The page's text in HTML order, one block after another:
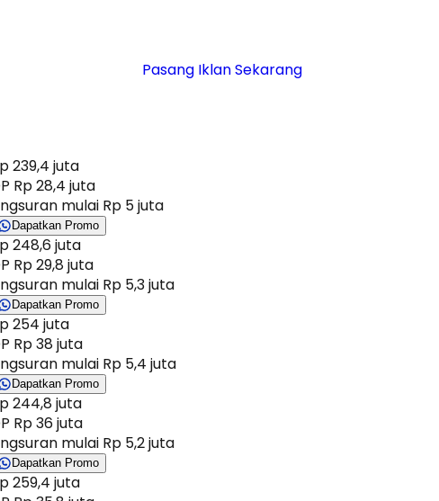
Pasang Iklan Sekarang
239,4 juta
Rp 28,4 juta
mulai Rp 5 juta
Dapatkan Promo
248,6 juta
Rp 29,8 juta
mulai Rp 5,3 juta
Dapatkan Promo
254 juta
Rp 38 juta
mulai Rp 5,4 juta
Dapatkan Promo
244,8 juta
Rp 36 juta
mulai Rp 5,2 juta
Dapatkan Promo
259,4 juta